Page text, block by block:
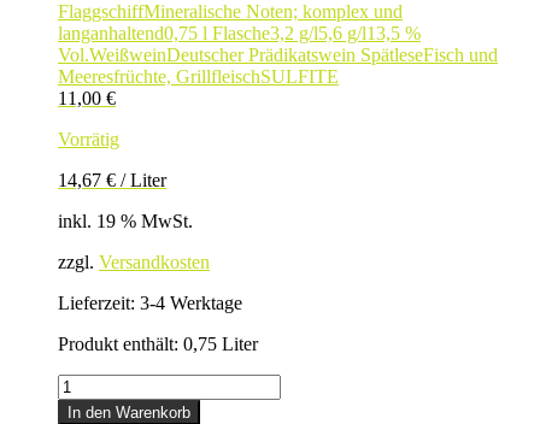
FlaggschiffMineralische Noten; komplex und
langanhaltend0,75 l Flasche3,2 g/l5,6 g/l13,5 %
Vol.WeißweinDeutscher Prädikatswein SpätleseFisch und
Meeresfrüchte, GrillfleischSULFITE
11,00 €
Vorrätig
14,67 € /Liter
inkl. 19 % MwSt.
zzgl. Versandkosten
Lieferzeit: 3-4 Werktage
Produkt enthält: 0,75 Liter
SILVANER
Menge
In den Warenkorb